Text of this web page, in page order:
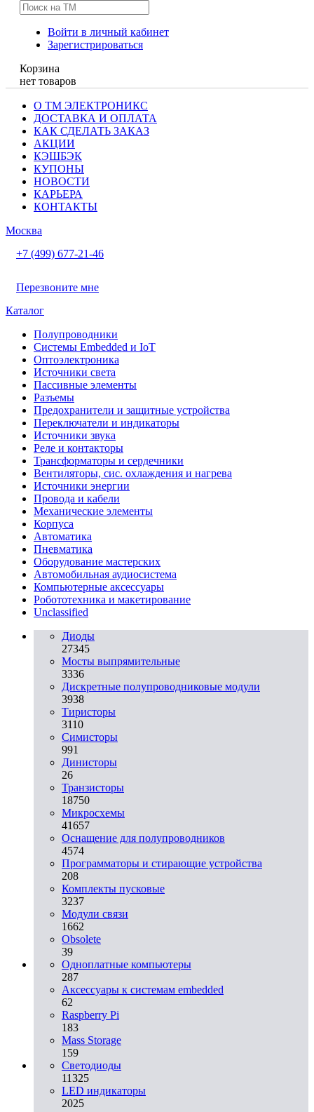
Войти в личный кабинет
Зарегистрироваться
Корзина
нет товаров
О ТМ ЭЛЕКТРОНИКС
ДОСТАВКА И ОПЛАТА
КАК СДЕЛАТЬ ЗАКАЗ
АКЦИИ
КЭШБЭК
КУПОНЫ
НОВОСТИ
КАРЬЕРА
КОНТАКТЫ
Москва
+7 (499) 677-21-46
Перезвоните мне
Каталог
Полупроводники
Системы Embedded и IoT
Oптоэлектроника
Источники света
Пассивные элементы
Разъeмы
Предохранители и защитные устройства
Переключатели и индикаторы
Источники звука
Реле и контакторы
Трансформаторы и сердечники
Вентиляторы, сис. охлаждения и нагрева
Источники энергии
Провода и кабели
Механические элементы
Корпуса
Автоматика
Пневматика
Оборудование мастерских
Автомобильная аудиосистема
Компьютерные аксессуары
Робототехника и макетирование
Unclassified
Диоды
27345
Мосты выпрямительные
3336
Дискретные полупроводниковые модули
3938
Тиристоры
3110
Симисторы
991
Динисторы
26
Транзисторы
18750
Микросхемы
41657
Оснащение для полупроводников
4574
Программаторы и стирающие устройства
208
Комплекты пусковые
3237
Модули связи
1662
Obsolete
39
Одноплатные компьютеры
287
Аксессуары к системам embedded
62
Raspberry Pi
183
Mass Storage
159
Светодиоды
11325
LED индикаторы
2025